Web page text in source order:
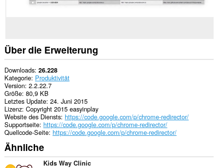
notifications
you
in
the
system
tray.
Diese
Erweiterung
kann
auf
Ihre
Tabs
und
Browseraktivitäten
zugreifen.
Über die Erweiterung
Downloads 26.228
Kategorie Produktivität
Version 2.2.22.7
Größe 80,9 KB
Letztes Update 24. Juni 2015
Lizenz Copyright 2015 easyinplay
Website des Diensts https://code.google.com/p/chrome-redirector/
Supportseite https://code.google.com/p/chrome-redirector/
Quellcode-Seite https://code.google.com/p/chrome-redirector/
Ähnliche
Kids Way Clinic